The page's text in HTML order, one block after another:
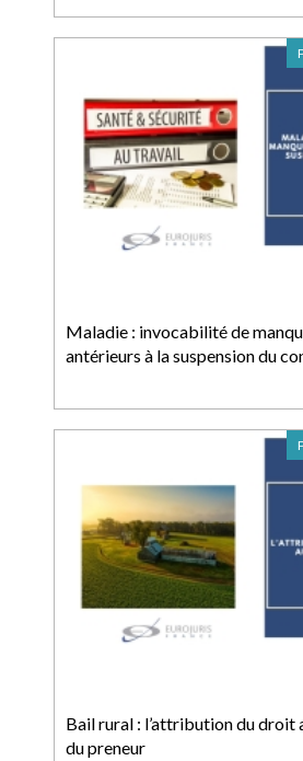
Maladie : invocabilité de
antérieurs à la suspension du
Bail rural : l’attribution du droit
du preneur